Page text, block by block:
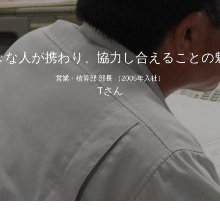
な人が携わり、協力し合えることの
営業・積算部 部長 （2005年入社）
Tさん